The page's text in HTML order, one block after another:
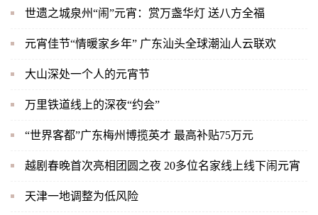
世遗之城泉州“闹”元宵：赏万盏华灯 送八方全福
元宵佳节“情暖家乡年” 广东汕头全球潮汕人云联欢
大山深处一个人的元宵节
万里铁道线上的深夜“约会”
“世界客都”广东梅州博揽英才 最高补贴75万元
越剧春晚首次亮相团圆之夜 20多位名家线上线下闹元宵
天津一地调整为低风险